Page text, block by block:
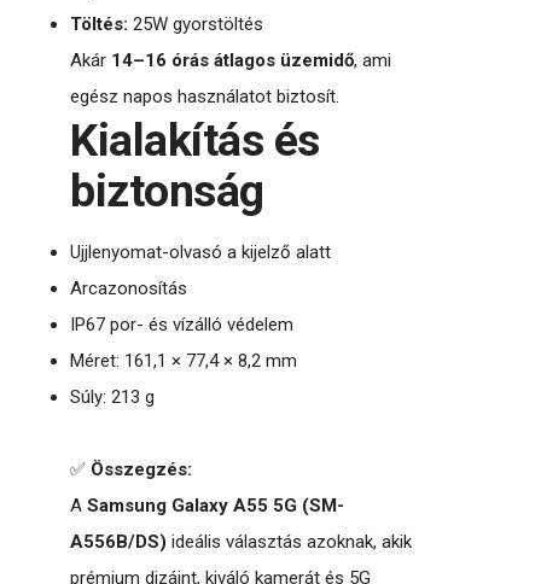
Töltés: 25W gyorstöltés
Akár 14–16 órás átlagos üzemidő, ami
egész napos használatot biztosít.
Kialakítás és
biztonság
Ujjlenyomat-olvasó a kijelző alatt
Arcazonosítás
IP67 por- és vízálló védelem
Méret: 161,1 × 77,4 × 8,2 mm
Súly: 213 g
✅ Összegzés:
A Samsung Galaxy A55 5G (SM-
A556B/DS) ideális választás azoknak, akik
prémium dizájnt, kiváló kamerát és 5G